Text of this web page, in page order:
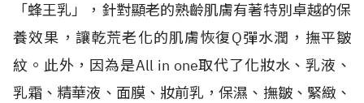
「蜂王乳」，針對顯老的熟齡肌膚有著特別卓越的保
養效果，讓乾荒老化的肌膚恢復Q彈水潤，撫平皺
紋。此外，因為是All in one取代了化妝水、乳液、
乳霜、精華液、面膜、妝前乳，保濕、撫皺、緊緻、